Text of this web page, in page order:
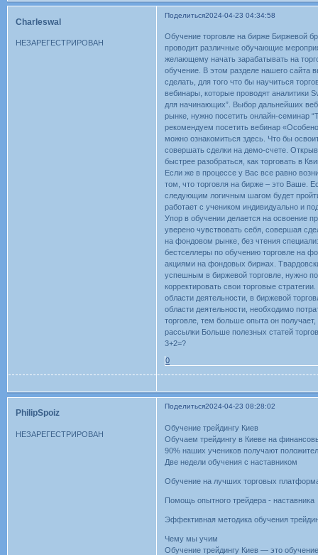
Поделиться2024-04-23 04:34:58
Charleswal
НЕЗАРЕГЕСТРИРОВАН
Обучение торговле на бирже Биржевой
проводит различные обучающие
желающему начать зарабатывать на
обучение. В этом разделе нашего сайта
cделать, для того что бы научиться
вебинары, которые проводят аналитики
для начинающих”. Выбор дальнейших
рынке, нужно посетить онлайн-семинар
рекомендуем посетить вебинар
можно ознакомиться здесь. Что бы
совершать сделки на демо-счете.
быстрее разобраться, как торговать в
Если же в процессе у Вас все равно
том, что торговля на бирже – это Ваше.
следующим логичным шагом будет
работает с учеником индивидуально и
Упор в обучении делается на освоение
уверено чувствовать себя, совершая
на фондовом рынке, без чтения
бестселлеры по обучению торговле на
акциями на фондовых биржах.
успешным в биржевой торговле, нужно
корректировать свои торговые
области деятельности, в биржевой
области деятельности, необходимо
торговле, тем больше опыта он
рассылки Больше полезных статей
3+2=?
0
Поделиться2024-04-23 08:28:02
PhilipSpoiz
НЕЗАРЕГЕСТРИРОВАН
Обучение трейдингу Киев
Обучаем трейдингу в Киеве на
90% наших учеников получают
Две недели обучения с наставником
Обучение на лучших торговых
Помощь опытного трейдера - наставника
Эффективная методика обучения
Чему мы учим
Обучение трейдингу Киев — это